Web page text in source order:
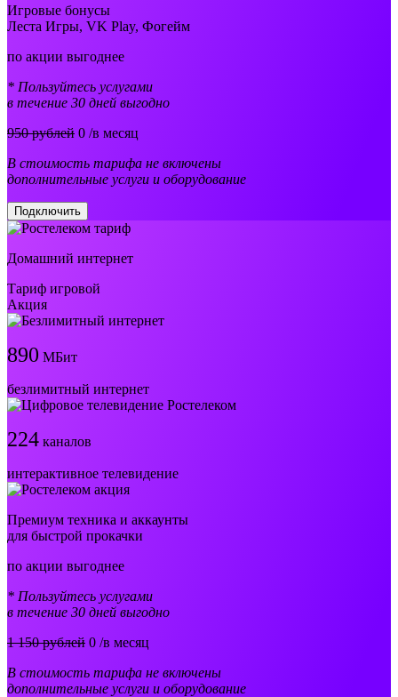
Игровые бонусы
Леста Игры, VK Play, Фогейм
по акции выгоднее
* Пользуйтесь услугами
в течение 30 дней выгодно
950 рублей 0 /в месяц
В стоимость тарифа не включены
дополнительные услуги и оборудование
Подключить
Домашний интернет
Тариф игровой
Акция
890 МБит
безлимитный интернет
224 каналов
интерактивное телевидение
Премиум техника и аккаунты
для быстрой прокачки
по акции выгоднее
* Пользуйтесь услугами
в течение 30 дней выгодно
1 150 рублей 0 /в месяц
В стоимость тарифа не включены
дополнительные услуги и оборудование